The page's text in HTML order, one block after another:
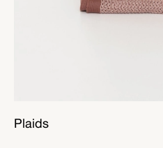
Plaids